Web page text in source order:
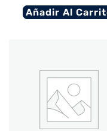
Añadir Al